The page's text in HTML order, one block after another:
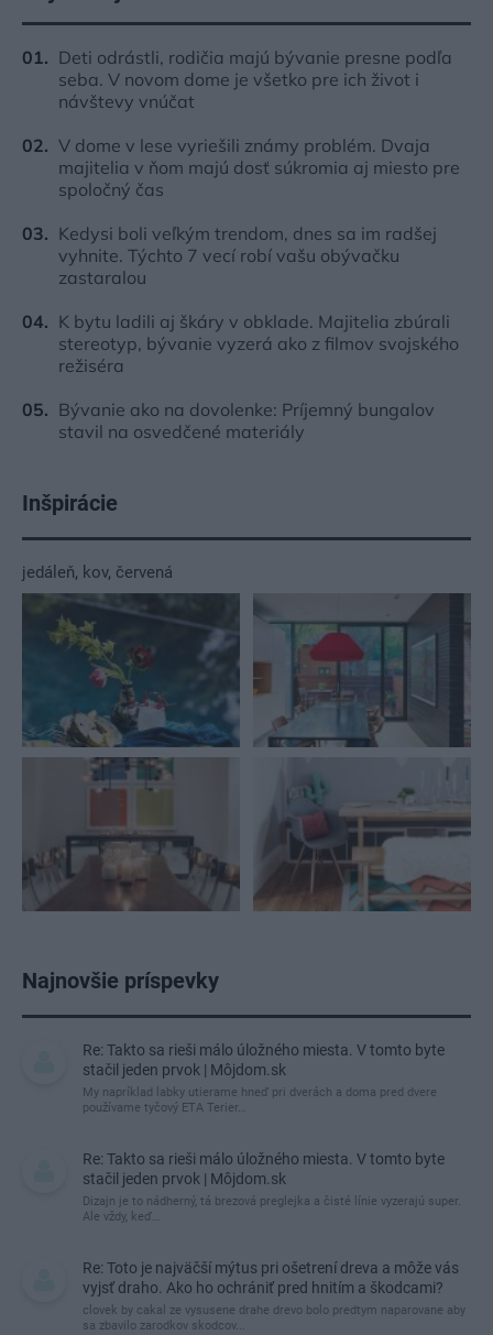
Deti odrástli, rodičia majú bývanie presne podľa
seba. V novom dome je všetko pre ich život i
návštevy vnúčat
V dome v lese vyriešili známy problém. Dvaja
majitelia v ňom majú dosť súkromia aj miesto pre
spoločný čas
Kedysi boli veľkým trendom, dnes sa im radšej
vyhnite. Týchto 7 vecí robí vašu obývačku
zastaralou
K bytu ladili aj škáry v obklade. Majitelia zbúrali
stereotyp, bývanie vyzerá ako z filmov svojského
režiséra
Bývanie ako na dovolenke: Príjemný bungalov
stavil na osvedčené materiály
Inšpirácie
jedáleň, kov, červená
Najnovšie príspevky
Re: Takto sa rieši málo úložného miesta. V tomto byte
stačil jeden prvok | Môjdom.sk
My napríklad labky utierame hneď pri dverách a doma pred dvere
používame tyčový ETA Terier…
Re: Takto sa rieši málo úložného miesta. V tomto byte
stačil jeden prvok | Môjdom.sk
Dizajn je to nádherný, tá brezová preglejka a čisté línie vyzerajú super.
Ale vždy, keď…
Re: Toto je najväčší mýtus pri ošetrení dreva a môže vás
vyjsť draho. Ako ho ochrániť pred hnitím a škodcami?
clovek by cakal ze vysusene drahe drevo bolo predtym naparovane aby
sa zbavilo zarodkov skodcov...